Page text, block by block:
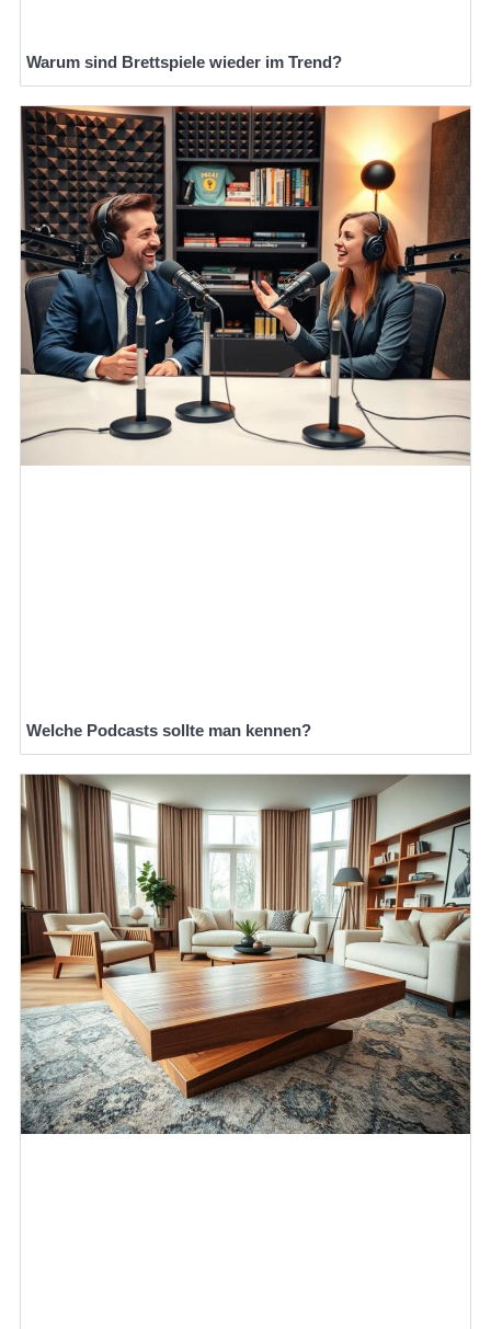
Warum sind Brettspiele wieder im Trend?
Welche Podcasts sollte man kennen?